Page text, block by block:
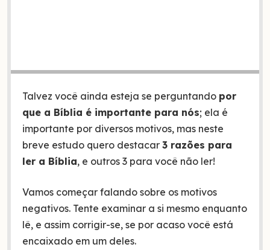
Talvez você ainda esteja se perguntando por
que a Bíblia é importante para nós; ela é
importante por diversos motivos, mas neste
breve estudo quero destacar 3 razões para
ler a Bíblia, e outros 3 para você não ler!
Vamos começar falando sobre os motivos
negativos. Tente examinar a si mesmo enquanto
lê, e assim corrigir-se, se por acaso você está
encaixado em um deles.